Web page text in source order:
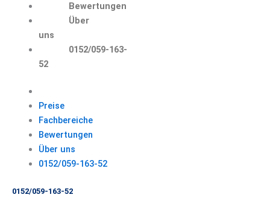
Bewertungen
Über
uns
0152/059-163-
52
Preise
Fachbereiche
Bewertungen
Über uns
0152/059-163-52
0152/059-163-52